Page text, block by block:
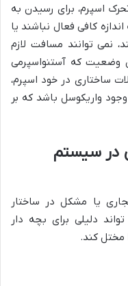
اسپرم، برای رسیدن به
کافی فعال نباشند یا
نمی توانند مسافت لازم
وضعیت که آستنواسپرمی
ساختاری در خود اسپرم،
واریکوسل باشد که بر
در سیستم
یا مشکل در ساختار
دلیلی برای بچه دار
مختل کند.